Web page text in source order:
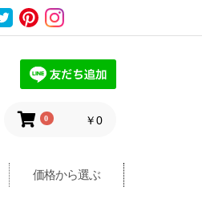
0 ￥0
価格から選ぶ